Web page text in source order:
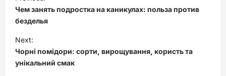
o
s
t
n
a
Чем занять подростка на каникулах: польза против
безделья
Next:
Чорні помідори: сорти, вирощування, користь та
унікальний смак